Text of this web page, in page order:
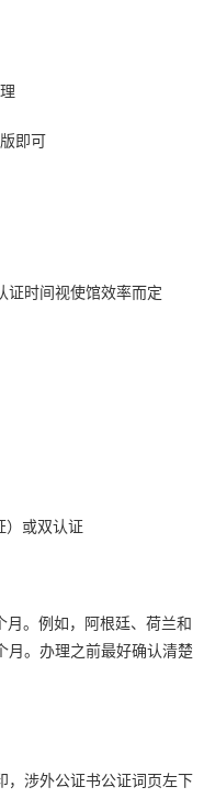
即可
证时间视使馆效率而定
）或双认证
。例如，阿根廷、荷兰和
月。办理之前最好确认清楚
，涉外公证书公证词页左下